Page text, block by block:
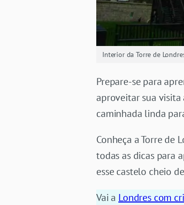
Interior da Torre de
Prepare-se para
aproveitar sua visita
caminhada linda
Conheça a Torre de
todas as dicas para
esse castelo cheio
Vai a Londres com